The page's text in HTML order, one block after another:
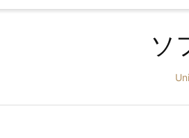
ソ